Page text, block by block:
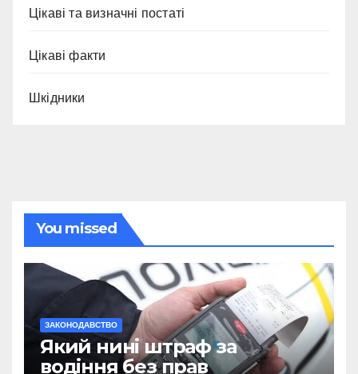
Цікаві та визначні постаті
Цікаві факти
Шкідники
You missed
ЗАКОНОДАВСТВО
Який нині штраф за
водіння без прав